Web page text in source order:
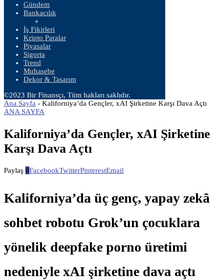
Gündem
Bankacılık
İş Fikirleri
Kripto Paralar
Piyasalar
Sigorta
Trend
Muhasebe
Dekor & Tasarım
©2023 Bir Finansçı, Tüm hakları saklıdır.
Ana Sayfa - Kaliforniya’da Gençler, xAI Şirketine Karşı Dava Açtı
ANA SAYFA
Kaliforniya’da Gençler, xAI Şirketine
Karşı Dava Açtı
Paylaş 0FacebookTwitterPinterestEmail
Kaliforniya’da üç genç, yapay zekâ
sohbet robotu Grok’un çocuklara
yönelik deepfake porno üretimi
nedeniyle xAI şirketine dava açtı